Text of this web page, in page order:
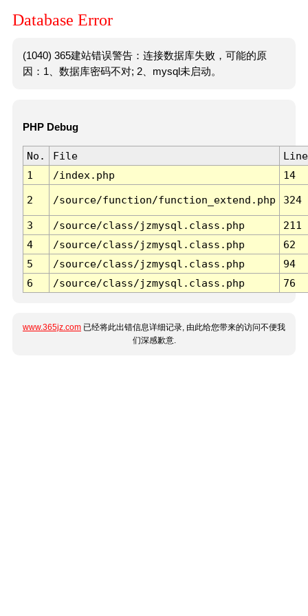
Database Error
(1040) 365建站错误警告：连接数据库失败，可能的原
因：1、数据库密码不对; 2、mysql未启动。
PHP Debug
No. File
Line
1
/index.php 14
2 /source/function/function_extend.php 324
3 /source/class/jzmysql.class.php
211
4
/source/class/jzmysql.class.php
62
5
/source/class/jzmysql.class.php
94
6
/source/class/jzmysql.class.php 76
www.365jz.com 已经将此出错信息详细记录, 由此给您带来的访问不便我
们深感歉意.